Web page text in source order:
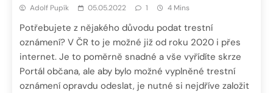
Adolf Pupík 05.05.2022 1 4 Mins
Potřebujete z nějakého důvodu podat trestní
oznámení? V ČR to je možné již od roku 2020 i přes
internet. Je to poměrně snadné a vše vyřídíte skrze
Portál občana, ale aby bylo možné vyplněné trestní
oznámení opravdu odeslat, je nutné si nejdříve založit